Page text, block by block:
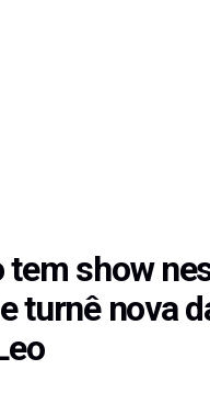
tem show
turnê nova